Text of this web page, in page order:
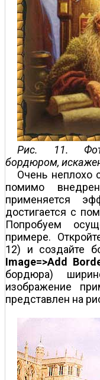
Рис. 11.
бордюром,
Очень неплохо
помимо
применяется
достигается с
Попробуем
примере.
12) и создайте
Image=>Add
бордюра)
изображение
представлен на